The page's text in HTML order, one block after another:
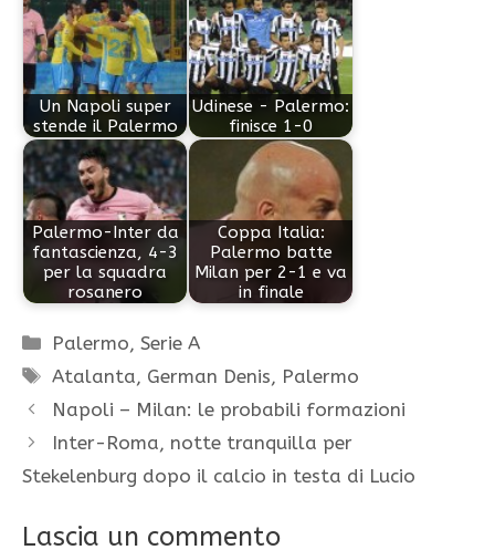
Un Napoli super
stende il Palermo
Udinese - Palermo:
finisce 1-0
Palermo-Inter da
fantascienza, 4-3
per la squadra
rosanero
Coppa Italia:
Palermo batte
Milan per 2-1 e va
in finale
Categorie
Palermo,Serie A
Tag
Atalanta, German Denis, Palermo
Napoli – Milan: le probabili formazioni
Inter-Roma, notte tranquilla per
Stekelenburg dopo il calcio in testa di Lucio
Lascia un commento